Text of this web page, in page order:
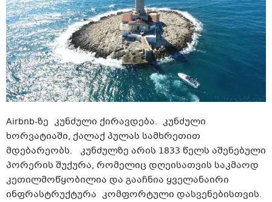
Airbnb-ზე კუნძული ქირავდება. კუნძული
ხორვატიაში, ქალაქ პულას სამხრეთით
მდებარეობს. კუნძულზე არის 1833 წელს აშენებული
პორერის შუქურა, რომელიც დღეისათვის საკმაოდ
კეთილმოწყობილია და გააჩნია ყველანაირი
ინფრასტრუქტურა კომფორტული დასვენებისთვის.